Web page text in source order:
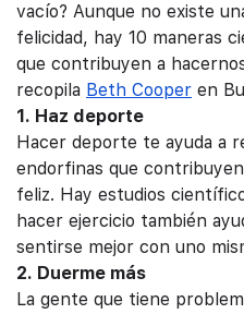
vacío? Aunque no existe
felicidad, hay 10 maneras
que contribuyen a
recopila Beth Cooper en
1. Haz deporte
Hacer deporte te ayuda a
endorfinas que
feliz. Hay estudios
hacer ejercicio también
sentirse mejor con uno
2. Duerme más
La gente que tiene